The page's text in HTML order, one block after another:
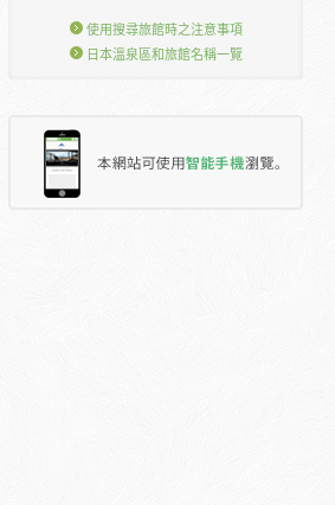
使用搜尋旅館時之注意事項
日本溫泉區和旅館名稱一覽